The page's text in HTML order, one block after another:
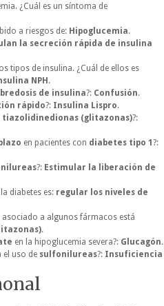
¿Cuál es un síntoma de
a riesgos de: Hipoglucemia.
la secreción rápida de insulina
tipos de insulina. ¿Cuál de ellos es
NPH .
de insulina?: Confusión.
rápido?: Insulina Lispro.
tiazolidinedionas (glitazonas)?:
en pacientes con diabetes tipo 1 ?:
?: Estimular la liberación de
diabetes es: regular los niveles de
asociado a algunos fármacos está
.
en la hipoglucemia severa?: Glucagón.
el uso de sulfonilureas?: Insuficiencia